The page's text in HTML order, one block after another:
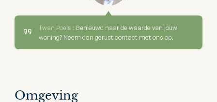
Twan Poels : Benieuwd naar de waarde van jouw
woning? Neem dan gerust contact met ons op.
Omgeving